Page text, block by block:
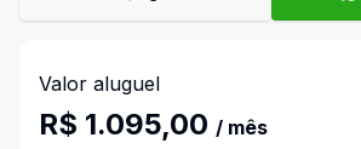
Valor aluguel
R$ 1.095,00 / mês